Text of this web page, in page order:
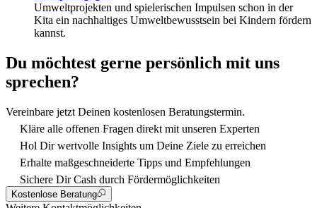
Umweltprojekten und spielerischen Impulsen schon in der
Kita ein nachhaltiges Umweltbewusstsein bei Kindern fördern
kannst.
Du möchtest gerne persönlich mit uns
sprechen?
Vereinbare jetzt Deinen kostenlosen Beratungstermin.
Kläre alle offenen Fragen direkt mit unseren Experten
Hol Dir wertvolle Insights um Deine Ziele zu erreichen
Erhalte maßgeschneiderte Tipps und Empfehlungen
Sichere Dir Cash durch Fördermöglichkeiten
Kostenlose Beratung